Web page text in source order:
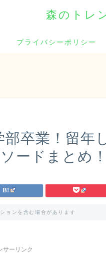
森のトレ
プライバシーポリシー
卒業！留年
ードまとめ！
ョンを含む場合があります
サーリンク